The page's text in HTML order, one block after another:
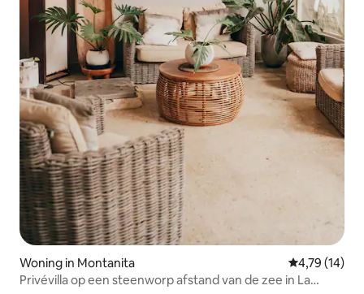
Woning in Montanita Gemiddelde
4,79 (14)
Privévilla op een steenworp afstand van de zee in La